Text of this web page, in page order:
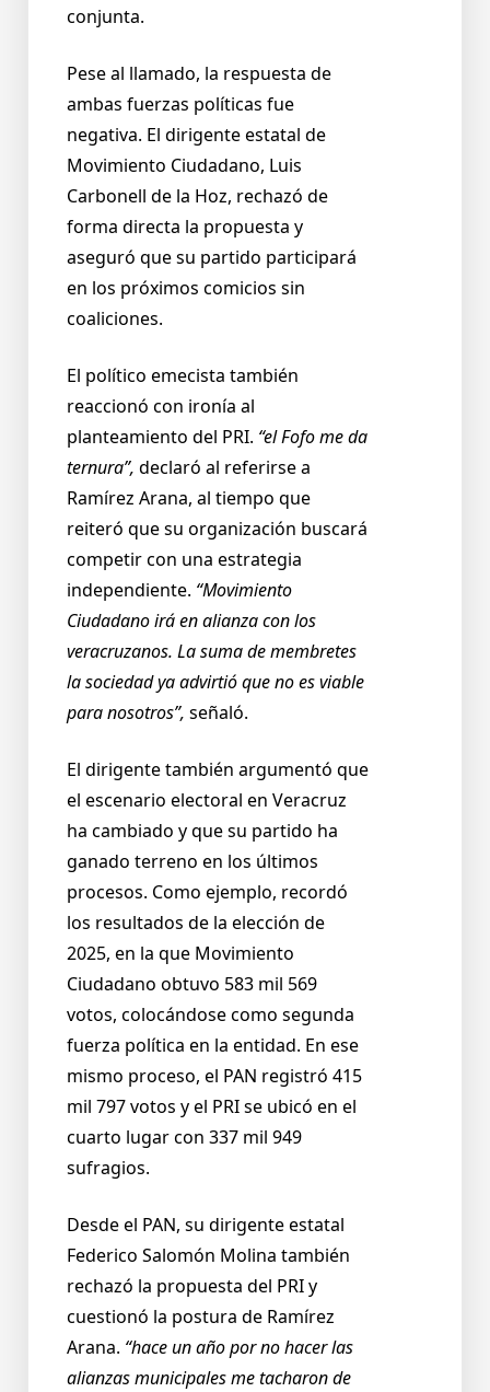
conjunta.
Pese al llamado, la respuesta de
ambas fuerzas políticas fue
negativa. El dirigente estatal de
Movimiento Ciudadano, Luis
Carbonell de la Hoz, rechazó de
forma directa la propuesta y
aseguró que su partido participará
en los próximos comicios sin
coaliciones.
El político emecista también
reaccionó con ironía al
planteamiento del PRI. “el Fofo me da
ternura”, declaró al referirse a
Ramírez Arana, al tiempo que
reiteró que su organización buscará
competir con una estrategia
independiente. “Movimiento
Ciudadano irá en alianza con los
veracruzanos. La suma de membretes
la sociedad ya advirtió que no es viable
para nosotros”, señaló.
El dirigente también argumentó que
el escenario electoral en Veracruz
ha cambiado y que su partido ha
ganado terreno en los últimos
procesos. Como ejemplo, recordó
los resultados de la elección de
2025, en la que Movimiento
Ciudadano obtuvo 583 mil 569
votos, colocándose como segunda
fuerza política en la entidad. En ese
mismo proceso, el PAN registró 415
mil 797 votos y el PRI se ubicó en el
cuarto lugar con 337 mil 949
sufragios.
Desde el PAN, su dirigente estatal
Federico Salomón Molina también
rechazó la propuesta del PRI y
cuestionó la postura de Ramírez
Arana. “hace un año por no hacer las
alianzas municipales me tacharon de